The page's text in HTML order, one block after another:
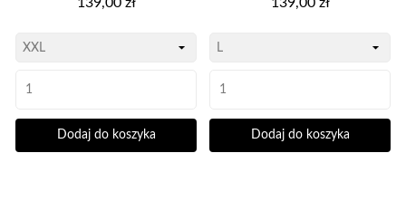
139,00 zł
Dodaj do koszyka
139,00 zł
Dodaj do koszyka